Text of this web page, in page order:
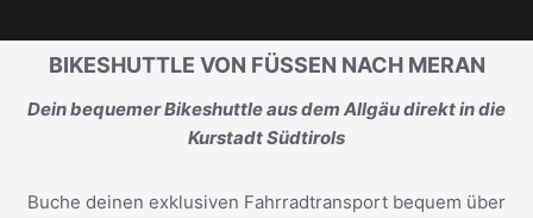
BIKESHUTTLE VON FÜSSEN NACH MERAN
Dein bequemer Bikeshuttle aus dem Allgäu direkt in die
Kurstadt Südtirols
Buche deinen exklusiven Fahrradtransport bequem über